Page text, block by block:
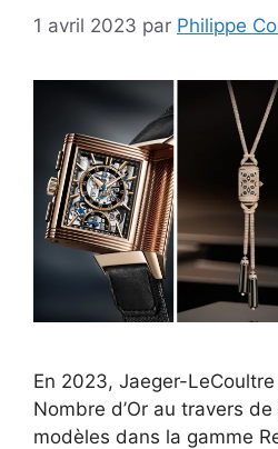
1 avril 2023 par Philippe
En 2023, Jaeger-
Nombre d’Or au travers
modèles dans la gamme